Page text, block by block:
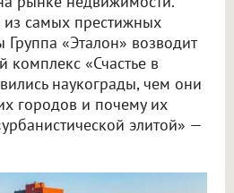
самых престижных
Группа «Эталон» возводит
«Счастье в
наукограды, чем они
городов и почему их
элитой» —